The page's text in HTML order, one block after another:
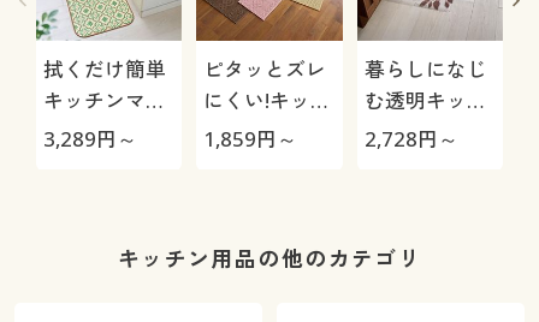
拭くだけ簡単
キッチンマッ
ト
3,289円～
ピタッとズレ
にくい!キッチ
ンマット(ニッ
1,859円～
暮らしになじ
む透明キッチ
ンマット
2,728円～
キッチン用品の他のカテゴリ